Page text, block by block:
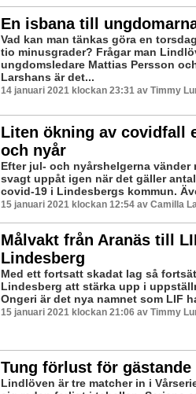
En isbana till
Vad kan man tänkas göra en
tio minusgrader? Frågar man
ungdomsledare Mattias Persson
Larshans är det...
14 januari 2021 klockan 23:31 av Timmy
Liten ökning av covidfall
och nyår
Efter jul- och nyårshelgerna vänder
svagt uppåt igen när det gäller
covid-19 i Lindesbergs kommun.
15 januari 2021 klockan 12:54 av Camilla
Målvakt från Aranäs till
Lindesberg
Med ett fortsatt skadat lag så
Lindesberg att stärka upp i
Ongeri är det nya namnet som LIF
15 januari 2021 klockan 21:06 av Timmy
Tung förlust för
Lindlöven är tre matcher in i